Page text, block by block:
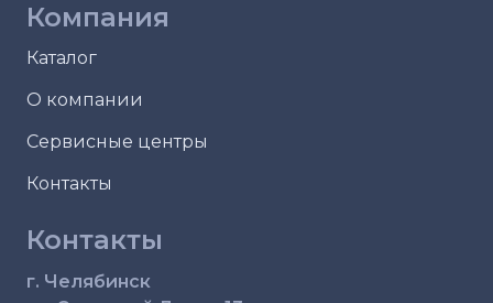
Компания
Каталог
О компании
Сервисные центры
Контакты
Контакты
г. Челябинск